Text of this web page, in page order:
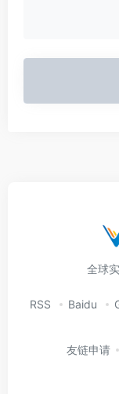
全球
RSS Baidu
友链申请